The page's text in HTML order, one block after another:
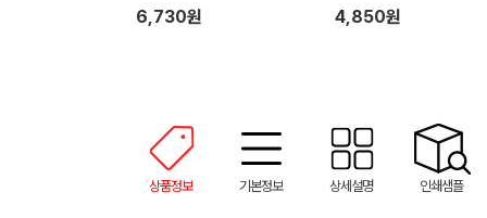
6,730원
x130x300mm)
4,850원
상품정보 기본정보 상세설명 인쇄샘플